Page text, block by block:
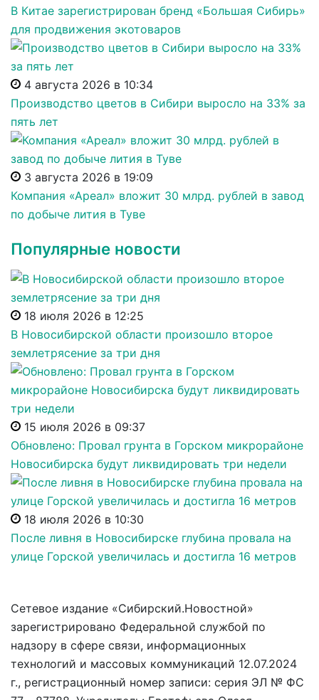
В Китае зарегистрирован бренд «Большая Сибирь»
для продвижения экотоваров
4 августа 2026 в 10:34
Производство цветов в Сибири выросло на 33% за
пять лет
3 августа 2026 в 19:09
Компания «Ареал» вложит 30 млрд. рублей в завод
по добыче лития в Туве
Популярные новости
18 июля 2026 в 12:25
В Новосибирской области произошло второе
землетрясение за три дня
15 июля 2026 в 09:37
Обновлено: Провал грунта в Горском микрорайоне
Новосибирска будут ликвидировать три недели
18 июля 2026 в 10:30
После ливня в Новосибирске глубина провала на
улице Горской увеличилась и достигла 16 метров
Сетевое издание «Сибирский.Новостной»
зарегистрировано Федеральной службой по
надзору в сфере связи, информационных
технологий и массовых коммуникаций 12.07.2024
г., регистрационный номер записи: серия ЭЛ № ФС